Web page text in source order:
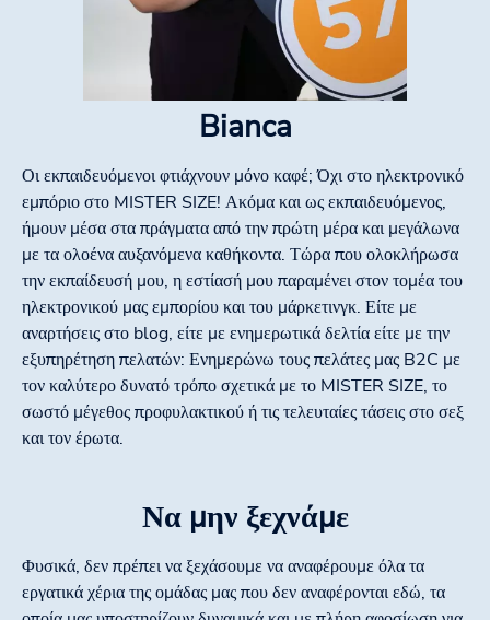
Bianca
Οι εκπαιδευόμενοι φτιάχνουν μόνο καφέ; Όχι στο ηλεκτρονικό
εμπόριο στο MISTER SIZE! Ακόμα και ως εκπαιδευόμενος,
ήμουν μέσα στα πράγματα από την πρώτη μέρα και μεγάλωνα
με τα ολοένα αυξανόμενα καθήκοντα. Τώρα που ολοκλήρωσα
την εκπαίδευσή μου, η εστίασή μου παραμένει στον τομέα του
ηλεκτρονικού μας εμπορίου και του μάρκετινγκ. Είτε με
αναρτήσεις στο blog, είτε με ενημερωτικά δελτία είτε με την
εξυπηρέτηση πελατών: Ενημερώνω τους πελάτες μας B2C με
τον καλύτερο δυνατό τρόπο σχετικά με το MISTER SIZE, το
σωστό μέγεθος προφυλακτικού ή τις τελευταίες τάσεις στο σεξ
και τον έρωτα.
Να μην ξεχνάμε
Φυσικά, δεν πρέπει να ξεχάσουμε να αναφέρουμε όλα τα
εργατικά χέρια της ομάδας μας που δεν αναφέρονται εδώ, τα